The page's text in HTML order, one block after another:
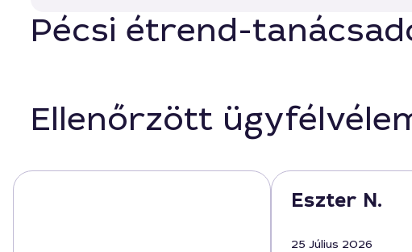
Pécsi étrend-
Ellenőrzött
Eszter N.
25 Július 2026